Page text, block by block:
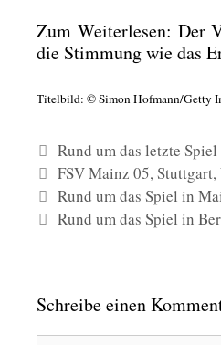
Zum Wei­ter­le­sen: Der
die Stim­mung wie das
Titel­bild: © Simon Hofmann/Getty
Kategorien
Rund um das letzte Spiel
Schlagwörter
FSV Mainz 05,Stuttgart,
Rund um das Spiel in
Rund um das Spiel in
Schreibe einen